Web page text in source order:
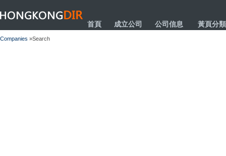
HONGKONGDIR
首頁 成立公司 公司信息 黃頁分類
Companies »Search